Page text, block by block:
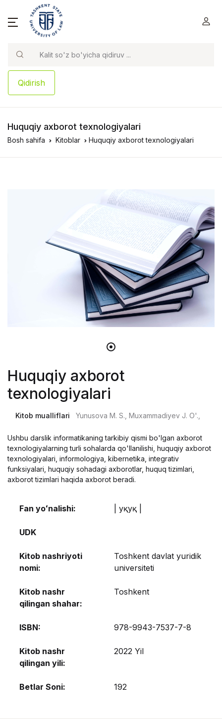
Qidirish
Huquqiy axborot texnologiyalari
Bosh sahifa Kitoblar Huquqiy axborot texnologiyalari
Huquqiy axborot
texnologiyalari
Kitob mualliflari Yunusova M. S., Muxammadiyev J. O'.,
Ushbu darslik informatikaning tarkibiy qismi bo'lgan axborot
texnologiyalarning turli sohalarda qo'llanilishi, huquqiy axborot
texnologiyalari, informologiya, kibernetika, integrativ
funksiyalari, huquqiy sohadagi axborotlar, huquq tizimlari,
axborot tizimlari haqida axborot beradi.
Fan yoʻnalishi: | Ҳуқуқ |
UDK
Kitob nashriyoti
nomi:
Toshkent davlat yuridik
universiteti
Kitob nashr
qilingan shahar:
Toshkent
ISBN: 978-9943-7537-7-8
Kitob nashr
qilingan yili:
2022 Yil
Betlar Soni: 192